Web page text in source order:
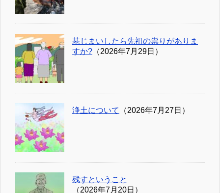
墓じまいしたら先祖の祟りがありま
すか? （2026年7月29日）
浄土について （2026年7月27日）
残すということ
（2026年7月20日）